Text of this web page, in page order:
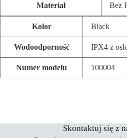
Materiał Bez
Kolor Black
Wodoodporność IPX4 z
Numer modelu 100004
Skontaktuj się z